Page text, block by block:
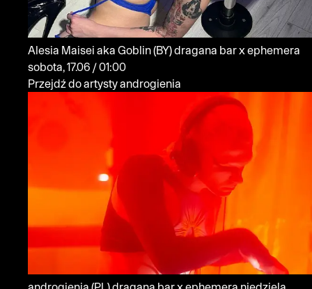
Alesia Maisei aka Goblin(BY)dragana bar x ephemera
sobota, 17.06 / 01:00
Przejdź do artysty androgienia